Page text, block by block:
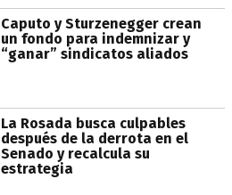
Caputo y Sturzenegger crean
un fondo para indemnizar y
“ganar” sindicatos aliados
La Rosada busca culpables
después de la derrota en el
Senado y recalcula su
estrategia